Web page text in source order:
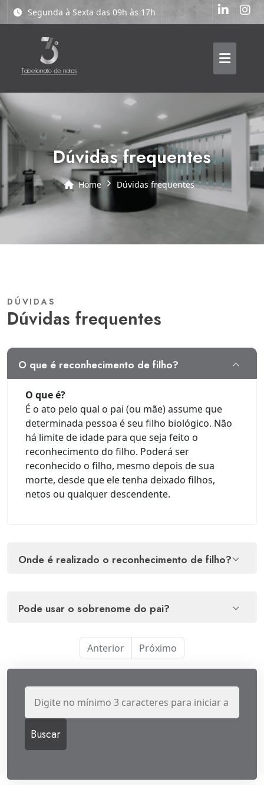
Segunda à Sexta das 09h às 17h
dúvidas frequentes
Home dúvidas frequentes
DÚVIDAS
dúvidas frequentes
o que é reconhecimento de filho?
O que é?
É o ato pelo qual o pai (ou mãe) assume que
determinada pessoa é seu filho biológico. Não
há limite de idade para que seja feito o
reconhecimento do filho. Poderá ser
reconhecido o filho, mesmo depois de sua
morte, desde que ele tenha deixado filhos,
netos ou qualquer descendente.
onde é realizado o reconhecimento de filho?
pode usar o sobrenome do pai?
Anterior Próximo